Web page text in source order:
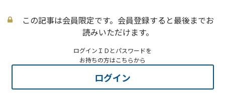
この記事は会員限定です。会員登録すると最後までお
読みいただけます。
ログインＩＤとパスワードを
お持ちの方はこちらから
ログイン